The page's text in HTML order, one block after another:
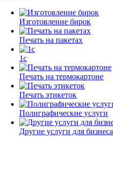
Изготовление бирок
Печать на пакетах
1c
Печать на термокартоне
Печать этикеток
Полиграфические услуги
Другие услуги для бизнеса